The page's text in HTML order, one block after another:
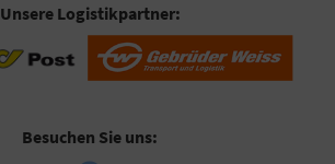
Unsere Logistikpartner:
Besuchen Sie uns: